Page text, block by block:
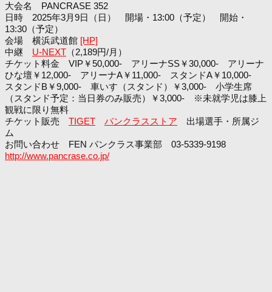
大会名 PANCRASE 352
日時 2025年3月9日（日） 開場・13:00（予定） 開始・
13:30（予定）
会場 横浜武道館 [HP]
中継 U-NEXT （2,189円/月）
チケット料金 VIP￥50,000- アリーナSS￥30,000- アリーナ
ひな壇￥12,000- アリーナA￥11,000- スタンドA￥10,000-
スタンドB￥9,000- 車いす（スタンド）￥3,000- 小学生席
（スタンド予定：当日券のみ販売）￥3,000- ※未就学児は膝上
観戦に限り無料
チケット販売 TIGET パンクラスストア 出場選手・所属ジ
ム
お問い合わせ FEN パンクラス事業部 03-5339-9198
http://www.pancrase.co.jp/